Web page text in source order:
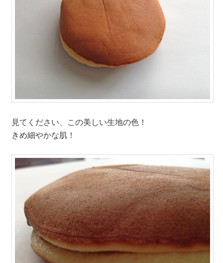
見てください、この美しい生地の色！
きめ細やかな肌！